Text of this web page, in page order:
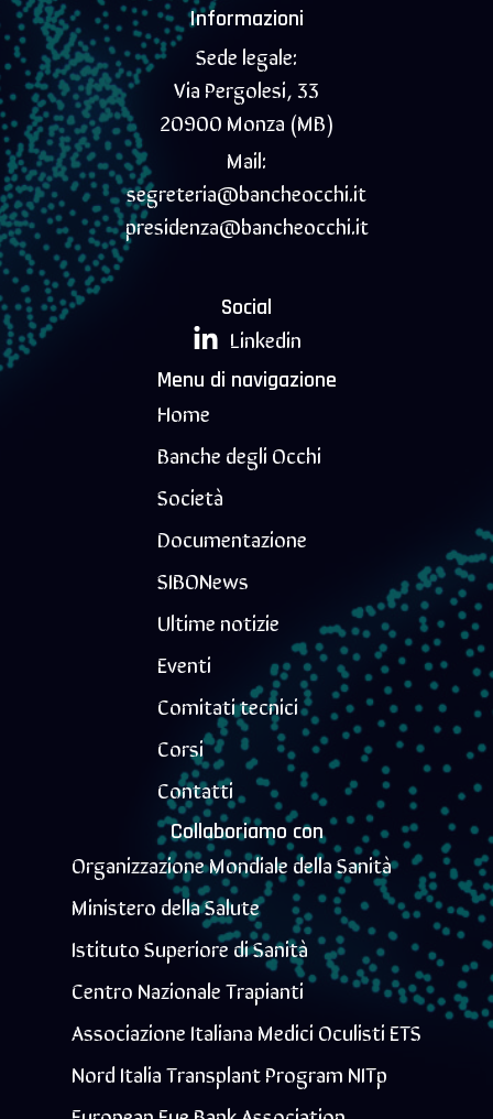
Informazioni
Sede legale:
Via Pergolesi, 33
20900 Monza (MB)
Mail:
segreteria@bancheocchi.it
presidenza@bancheocchi.it
Social
Linkedin
Menu di navigazione
Home
Banche degli Occhi
Società
Documentazione
SIBONews
Ultime notizie
Eventi
Comitati tecnici
Corsi
Contatti
Collaboriamo con
Organizzazione Mondiale della Sanità
Ministero della Salute
Istituto Superiore di Sanità
Centro Nazionale Trapianti
Associazione Italiana Medici Oculisti ETS
Nord Italia Transplant Program NITp